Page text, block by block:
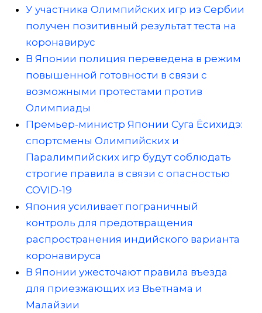
У участника Олимпийских игр из Сербии
получен позитивный результат теста на
коронавирус
В Японии полиция переведена в режим
повышенной готовности в связи с
возможными протестами против
Олимпиады
Премьер-министр Японии Суга Ёсихидэ:
спортсмены Олимпийских и
Паралимпийских игр будут соблюдать
строгие правила в связи с опасностью
COVID-19
Япония усиливает пограничный
контроль для предотвращения
распространения индийского варианта
коронавируса
В Японии ужесточают правила въезда
для приезжающих из Вьетнама и
Малайзии